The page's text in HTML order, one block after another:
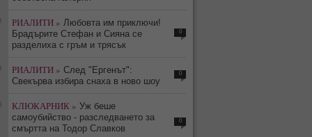
РИАЛИТИ » Любовта им приключи!
Брадърите Стефан и Сияна се
разделиха с гръм и трясък
0
РИАЛИТИ » След "Ергенът":
Свекърва избира снаха в ново шоу
0
КЛЮКАРНИК » Уж беше
самоубийство - разследването за
смъртта на Тодор Славков
0